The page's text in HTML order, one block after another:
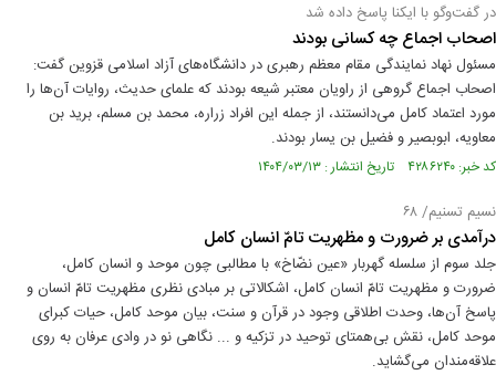
در گفت‌وگو با ایکنا پاسخ داده شد
اصحاب اجماع چه کسانی بودند
مسئول نهاد نمایندگی مقام معظم رهبری در دانشگاه‌های آزاد اسلامی قزوین گفت:
اصحاب اجماع گروهی از راویان معتبر شیعه بودند که علمای حدیث، روایات آن‌ها را
مورد اعتماد کامل می‌دانستند، از جمله این افراد زراره، محمد بن مسلم، برید بن
معاویه، ابوبصیر و فضیل بن یسار بودند.
کد خبر: ۴۲۸۶۲۴۰ تاریخ انتشار : ۱۴۰۴/۰۳/۱۳
نسیم تسنیم/ ۶۸
درآمدی بر ضرورت و مظهريت تامّ انسان كامل
جلد سوم از سلسله گهربار «عين نضّاخ» با مطالبی چون موحد و انسان كامل،
ضرورت و مظهريت تامّ انسان كامل، اشكالاتی بر مبادی نظری مظهريت تامّ انسان و
پاسخ آن‌ها، وحدت اطلاقی وجود در قرآن و سنت، بيان موحد كامل، حيات كبرای
موحد كامل، نقش بی‌همتای توحيد در تزكيه و ... نگاهی نو در وادی عرفان به روی
علاقه‌مندان می‌گشايد.